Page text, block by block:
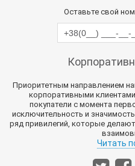
Оставьте свой
Приоритетным направлением
корпоративными
покупатели с момента
исключительность и
ряд привилегий, которые
Читать